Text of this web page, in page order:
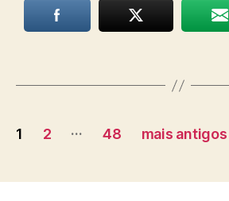
Paginação
posts
1 2 … 48 mais antigos